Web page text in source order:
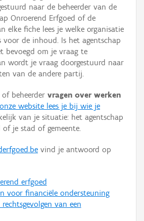
naar de beheerder van de
Onroerend Erfgoed of de
elke fiche lees je welke organisatie
de inhoud. Is het agentschap
bevoegd om je vraag te
wordt je vraag doorgestuurd naar
van de andere partij.
of beheerder vragen over werken
website lees je bij wie je
van je situatie: het agentschap
of je stad of gemeente.
vind je antwoord op
erfgoed
voor financiële ondersteuning
van een